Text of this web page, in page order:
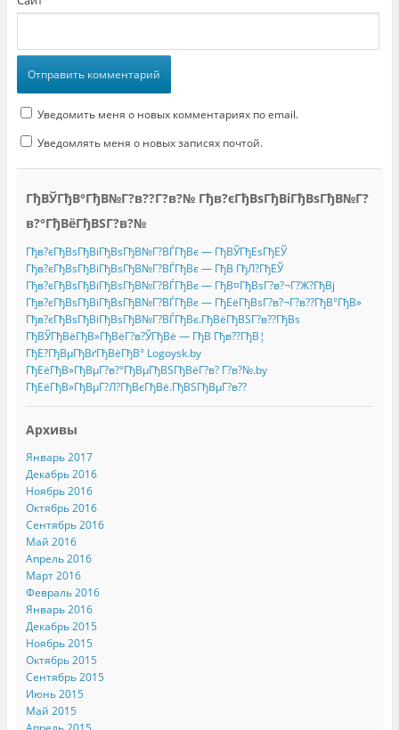
Уведомить меня о новых комментариях по email.
Уведомлять меня о новых записях почтой.
ГђВЎГђВ°ГђВ№Г?в??Г?в?№ Гђв?єГђВѕГђВіГђВѕГђВ№Г?
в?°ГђВёГђВЅГ?в?№
Гђв?єГђВѕГђВіГђВѕГђВ№Г?ВЃГђВє — ГђВЎГђЕѕГђЕЎ
Гђв?єГђВѕГђВіГђВѕГђВ№Г?ВЃГђВє — ГђВ ГђЛ?ГђЕЎ
Гђв?єГђВѕГђВіГђВѕГђВ№Г?ВЃГђВє — ГђВ¤ГђВѕГ?в?¬Г?Ж?ГђВј
Гђв?єГђВѕГђВіГђВѕГђВ№Г?ВЃГђВє — ГђЕёГђВѕГ?в?¬Г?в??ГђВ°ГђВ»
Гђв?єГђВѕГђВіГђВѕГђВ№Г?ВЃГђВє.ГђВёГђВЅГ?в??ГђВѕ
ГђВЎГђВёГђВ»ГђВёГ?в?ЎГђВё — ГђВ Гђв??ГђВ¦
ГђЕ?ГђВµГђВґГђВёГђВ° Logoysk.by
ГђЕёГђВ»ГђВµГ?в?°ГђВµГђВЅГђВёГ?в? Г?в?№.by
ГђЕёГђВ»ГђВµГ?Л?ГђВєГђВё.ГђВЅГђВµГ?в??
Архивы
Январь 2017
Декабрь 2016
Ноябрь 2016
Октябрь 2016
Сентябрь 2016
Май 2016
Апрель 2016
Март 2016
Февраль 2016
Январь 2016
Декабрь 2015
Ноябрь 2015
Октябрь 2015
Сентябрь 2015
Июнь 2015
Май 2015